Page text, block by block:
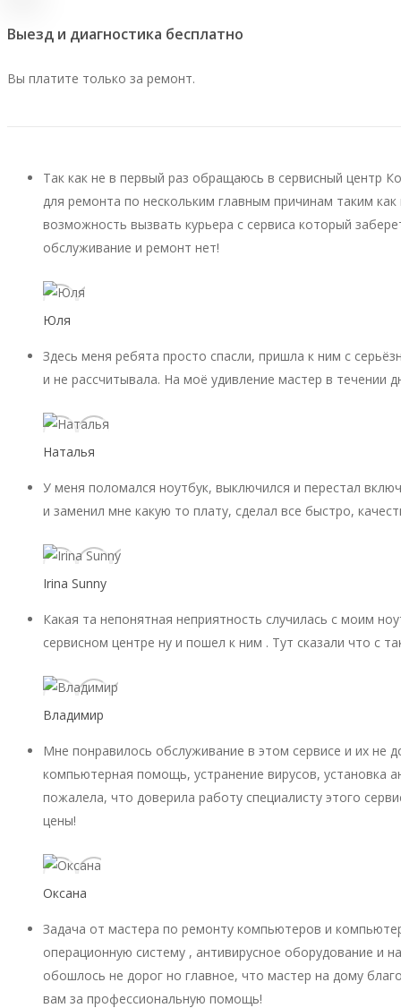
Выезд и диагностика бесплатно
Вы платите только за ремонт.
Так как не в первый раз обращаюсь в сервисный центр
для ремонта по нескольким главным причинам таким
возможность вызвать курьера с сервиса который
обслуживание и ремонт нет!
Юля
Здесь меня ребята просто спасли, пришла к ним с
и не рассчитывала. На моё удивление мастер в течении
Наталья
У меня поломался ноутбук, выключился и перестал
и заменил мне какую то плату, сделал все быстро,
Irina Sunny
Какая та непонятная неприятность случилась с моим
сервисном центре ну и пошел к ним . Тут сказали что с
Владимир
Мне понравилось обслуживание в этом сервисе и их не
компьютерная помощь, устранение вирусов, установка
пожалела, что доверила работу специалисту этого
цены!
Оксана
Задача от мастера по ремонту компьютеров и
операционную систему , антивирусное оборудование и
обошлось не дорог но главное, что мастер на дому
вам за профессиональную помощь!